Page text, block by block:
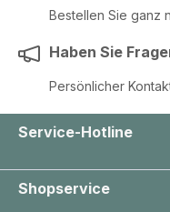
Bestellen Sie ganz
Haben Sie
Persönlicher
Service-Hotline
Shopservice